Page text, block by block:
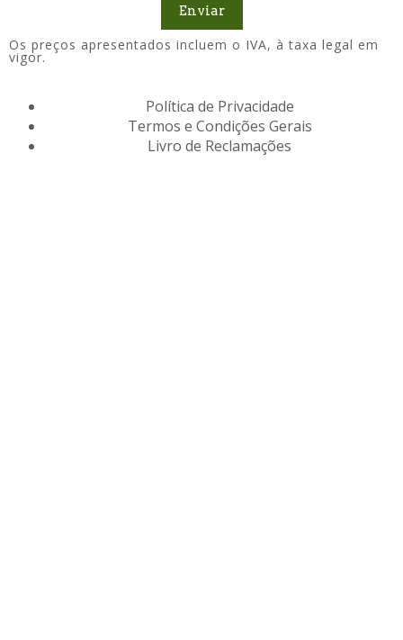
Enviar
Os preços apresentados incluem o IVA, à taxa legal em
vigor.
Política de Privacidade
Termos e Condições Gerais
Livro de Reclamações